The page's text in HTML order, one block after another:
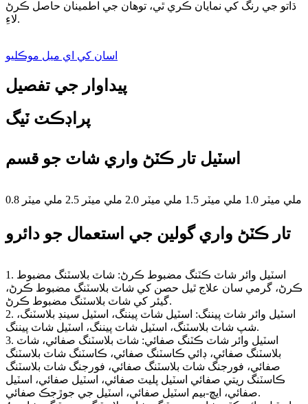
ڌاتو جي رنگ کي نمايان ڪري ٿي، توهان جي اطمينان حاصل ڪرڻ
لاءِ.
اسان کي اي ميل موڪليو
پيداوار جي تفصيل
پراڊڪٽ ٽيگ
اسٽيل تار ڪٽڻ واري شاٽ جو قسم
0.8 ملي ميٽر 1.0 ملي ميٽر 1.5 ملي ميٽر 2.0 ملي ميٽر 2.5 ملي ميٽر
تار ڪٽڻ واري گولين جي استعمال جو دائرو
1. اسٽيل وائر شاٽ ڪٽنگ مضبوط ڪرڻ: شاٽ بلاسٽنگ مضبوط
ڪرڻ، گرمي سان علاج ٿيل حصن کي شاٽ بلاسٽنگ مضبوط ڪرڻ،
گيئر کي شاٽ بلاسٽنگ مضبوط ڪرڻ.
2. اسٽيل وائر شاٽ پيننگ: اسٽيل شاٽ پيننگ، اسٽيل سينڊ بلاسٽنگ،
شپ شاٽ بلاسٽنگ، اسٽيل شاٽ پيننگ، اسٽيل شاٽ پيننگ.
3. اسٽيل وائر شاٽ ڪٽنگ صفائي: شاٽ بلاسٽنگ صفائي، شاٽ
بلاسٽنگ صفائي، ڊائي ڪاسٽنگ صفائي، ڪاسٽنگ شاٽ بلاسٽنگ
صفائي، فورجنگ شاٽ بلاسٽنگ صفائي، فورجنگ شاٽ بلاسٽنگ
ڪاسٽنگ ريتي صفائي اسٽيل پليٽ صفائي، اسٽيل صفائي، اسٽيل
صفائي، ايڇ-بيم اسٽيل صفائي، اسٽيل جي جوڙجڪ صفائي.